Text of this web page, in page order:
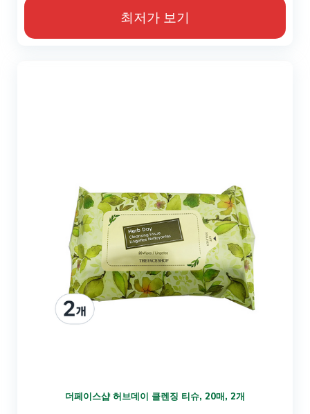
최저가 보기
더페이스샵 허브데이 클렌징 티슈, 20매, 2개